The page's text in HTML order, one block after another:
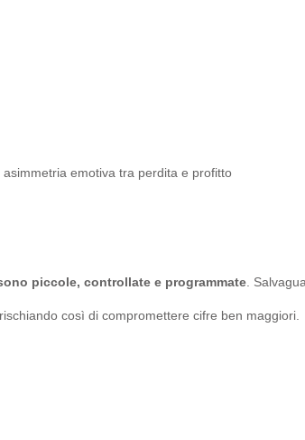
asimmetria emotiva tra perdita e profitto
piccole, controllate e programmate.
così di compromettere cifre ben maggiori.